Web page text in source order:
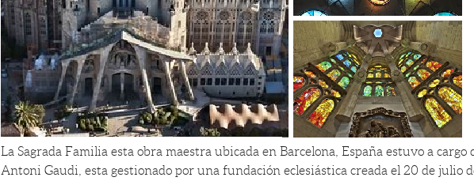
La Sagrada Familia esta obra maestra ubicada en Barcelona, España estuvo a
Antoni Gaudi, esta gestionado por una fundación eclesiástica creada el 20 de julio